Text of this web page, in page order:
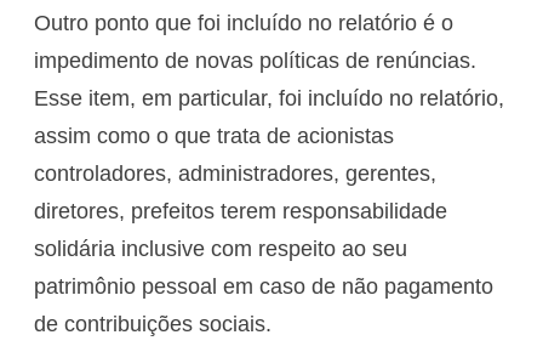
Outro ponto que foi incluído no relatório é o
impedimento de novas políticas de renúncias.
Esse item, em particular, foi incluído no relatório,
assim como o que trata de acionistas
controladores, administradores, gerentes,
diretores, prefeitos terem responsabilidade
solidária inclusive com respeito ao seu
patrimônio pessoal em caso de não pagamento
de contribuições sociais.